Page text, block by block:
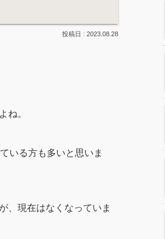
2023.08.28
ね。
いる方も多いと思いま
、現在はなくなっていま